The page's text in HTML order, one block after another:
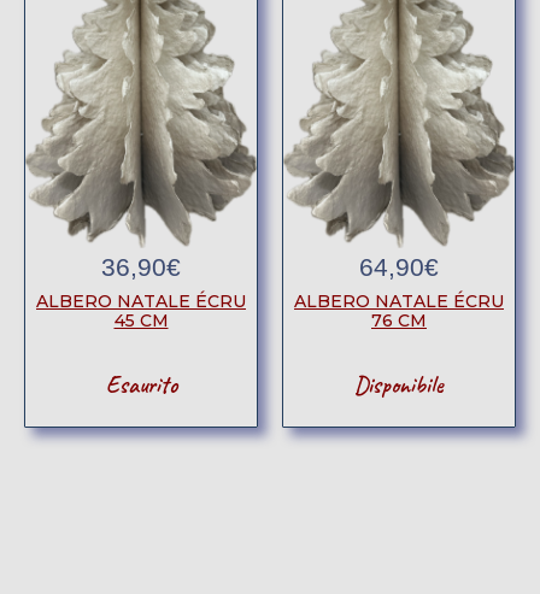
36,90€
ALBERO NATALE ÉCRU
45 CM
Esaurito
64,90€
ALBERO NATALE ÉCRU
76 CM
Disponibile